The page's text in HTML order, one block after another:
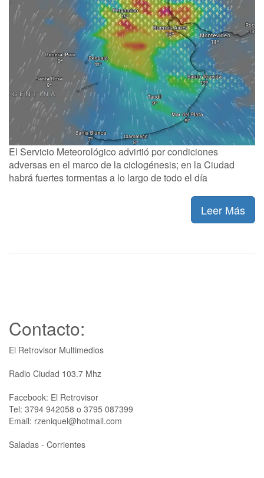
El Servicio Meteorológico advirtió por condiciones
adversas en el marco de la ciclogénesis; en la Ciudad
habrá fuertes tormentas a lo largo de todo el día
Leer Más
Contacto:
El Retrovisor Multimedios
Radio Ciudad 103.7 Mhz
Facebook: El Retrovisor
Tel: 3794 942058 o 3795 087399
Email: rzeniquel@hotmail.com
Saladas - Corrientes